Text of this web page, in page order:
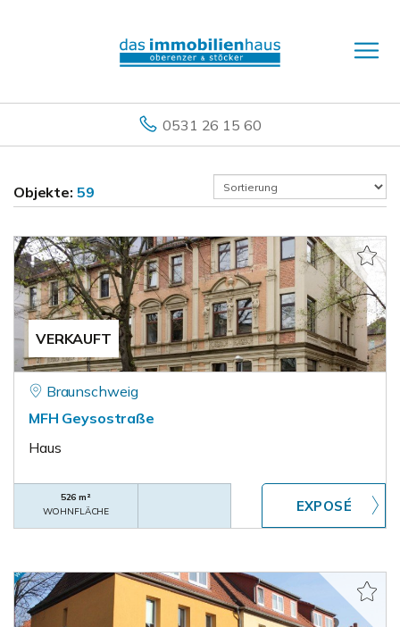
0531 26 15 60
Objekte: 59
VERKAUFT
Braunschweig
MFH Geysostraße
Haus
526 m²
WOHNFLÄCHE